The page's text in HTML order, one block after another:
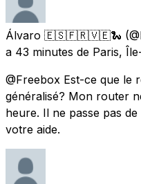
Álvaro 🇪🇸🇫🇷🇻🇪🐍
a 43 minutes de Paris,
@Freebox Est-ce que le
généralisé? Mon router
heure. Il ne passe pas
votre aide.